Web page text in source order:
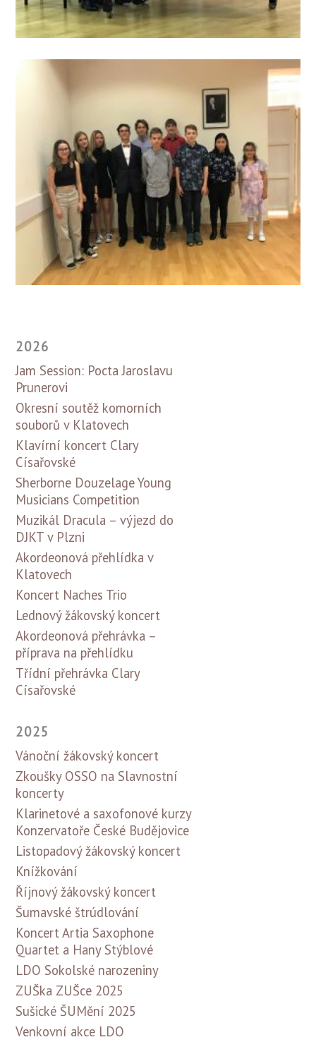
2026
Jam Session: Pocta Jaroslavu
Prunerovi
Okresní soutěž komorních
souborů v Klatovech
Klavírní koncert Clary
Císařovské
Sherborne Douzelage Young
Musicians Competition
Muzikál Dracula – výjezd do
DJKT v Plzni
Akordeonová přehlídka v
Klatovech
Koncert Naches Trio
Lednový žákovský koncert
Akordeonová přehrávka –
příprava na přehlídku
Třídní přehrávka Clary
Císařovské
2025
Vánoční žákovský koncert
Zkoušky OSSO na Slavnostní
koncerty
Klarinetové a saxofonové kurzy
Konzervatoře České Budějovice
Listopadový žákovský koncert
Knížkování
Říjnový žákovský koncert
Šumavské štrúdlování
Koncert Artia Saxophone
Quartet a Hany Stýblové
LDO Sokolské narozeniny
ZUŠka ZUŠce 2025
Sušické ŠUMění 2025
Venkovní akce LDO